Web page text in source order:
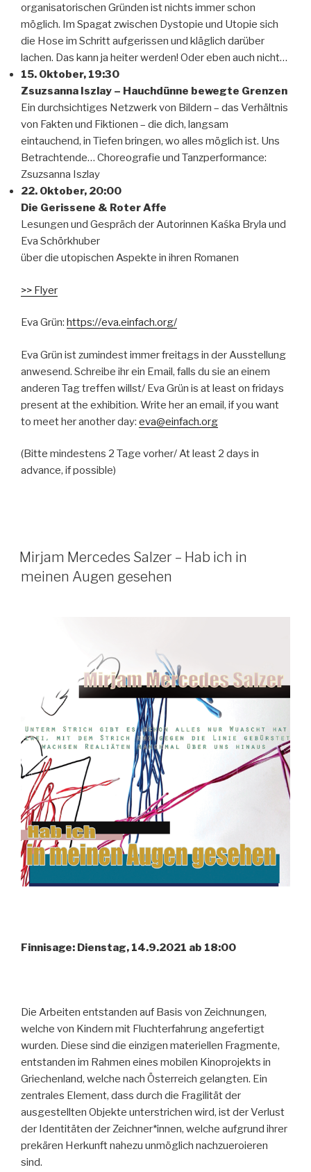
organisatorischen Gründen ist nichts immer schon
möglich. Im Spagat zwischen Dystopie und Utopie sich
die Hose im Schritt aufgerissen und kläglich darüber
lachen. Das kann ja heiter werden! Oder eben auch nicht…
15. Oktober, 19:30
Zsuzsanna Iszlay – Hauchdünne bewegte Grenzen
Ein durchsichtiges Netzwerk von Bildern – das Verhältnis
von Fakten und Fiktionen – die dich, langsam
eintauchend, in Tiefen bringen, wo alles möglich ist. Uns
Betrachtende… Choreografie und Tanzperformance:
Zsuzsanna Iszlay
22. Oktober, 20:00
Die Gerissene & Roter Affe
Lesungen und Gespräch der Autorinnen Kaśka Bryla und
Eva Schörkhuber
über die utopischen Aspekte in ihren Romanen
>> Flyer
Eva Grün: https://eva.einfach.org/
Eva Grün ist zumindest immer freitags in der Ausstellung
anwesend. Schreibe ihr ein Email, falls du sie an einem
anderen Tag treffen willst/ Eva Grün is at least on fridays
present at the exhibition. Write her an email, if you want
to meet her another day: eva@einfach.org
(Bitte mindestens 2 Tage vorher/ At least 2 days in
advance, if possible)
Mirjam Mercedes Salzer – Hab ich in
meinen Augen gesehen
Finnisage: Dienstag, 14.9.2021 ab 18:00
Die Arbeiten entstanden auf Basis von Zeichnungen,
welche von Kindern mit Fluchterfahrung angefertigt
wurden. Diese sind die einzigen materiellen Fragmente,
entstanden im Rahmen eines mobilen Kinoprojekts in
Griechenland, welche nach Österreich gelangten. Ein
zentrales Element, dass durch die Fragilität der
ausgestellten Objekte unterstrichen wird, ist der Verlust
der Identitäten der Zeichner*innen, welche aufgrund ihrer
prekären Herkunft nahezu unmöglich nachzueroieren
sind.